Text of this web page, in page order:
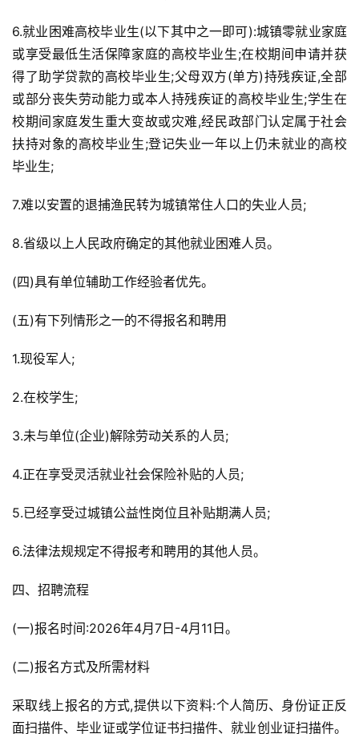
6.就业困难高校毕业生(以下其中之一即可):城镇零就业家庭
或享受最低生活保障家庭的高校毕业生;在校期间申请并获
得了助学贷款的高校毕业生;父母双方(单方)持残疾证,全部
或部分丧失劳动能力或本人持残疾证的高校毕业生;学生在
校期间家庭发生重大变故或灾难,经民政部门认定属于社会
扶持对象的高校毕业生;登记失业一年以上仍未就业的高校
毕业生;
7.难以安置的退捕渔民转为城镇常住人口的失业人员;
8.省级以上人民政府确定的其他就业困难人员。
(四)具有单位辅助工作经验者优先。
(五)有下列情形之一的不得报名和聘用
1.现役军人;
2.在校学生;
3.未与单位(企业)解除劳动关系的人员;
4.正在享受灵活就业社会保险补贴的人员;
5.已经享受过城镇公益性岗位且补贴期满人员;
6.法律法规规定不得报考和聘用的其他人员。
四、招聘流程
(一)报名时间:2026年4月7日-4月11日。
(二)报名方式及所需材料
采取线上报名的方式,提供以下资料:个人简历、身份证正反
面扫描件、毕业证或学位证书扫描件、就业创业证扫描件。